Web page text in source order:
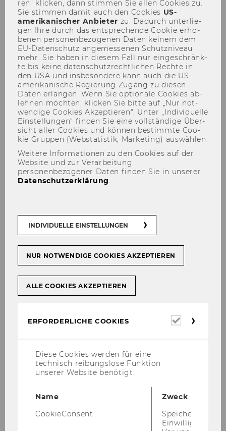
Eschner-apartments-croatia
Ak­tu­el­le An­ge­bo­te:
MA-​Special:1 Woche Ur­laub in Kroa­ti­en
Apart­ment (max. 4 Per­so­nen) um €900,-
statt €945,-.
WICH­TIG: di­rekt bei Frau Esch­ner bu­
chen!
Stand: 30.04.2025
Home­page
Eschner-apartments-croatia
Josef-Bindtner-Gasse 7,
1180 Wien
Tel:+43 664 924 7789
ren“ kli­cken, dann stim­men Sie allen Coo­kies zu.
Sie stim­men damit auch den Coo­kies US-​
amerikanischer An­bie­ter zu. Da­durch un­ter­lie­
gen Ihre durch das ent­spre­chen­de Coo­kie er­ho­
be­nen per­so­nen­be­zo­ge­nen Daten kei­nem dem
EU-​Datenschutz an­ge­mes­se­nen Schutz­ni­veau
mehr. Sie haben in die­sem Fall nur ein­ge­schränk­
te bis keine da­ten­schutz­recht­li­chen Rech­te in
den USA und ins­be­son­de­re kann auch die US-​
amerikanische Re­gie­rung Zu­gang zu die­sen
Daten er­lan­gen. Wenn Sie op­tio­na­le Coo­kies ab­
leh­nen möch­ten, kli­cken Sie bitte auf „Nur not­
wen­di­ge Coo­kies Ak­zep­tie­ren“. Unter „In­di­vi­du­el­le
Ein­stel­lun­gen“ fin­den Sie eine voll­stän­di­ge Über­
sicht aller Coo­kies und kön­nen be­stimm­te Coo­
kie Grup­pen (Web­sta­tis­tik, Mar­ke­ting) aus­wäh­len.
Weitere Informationen zu den Cookies auf der
Website und zur Verarbeitung
personenbezogener Daten finden Sie in unserer
Datenschutzerklärung
INDIVIDUELLE EINSTELLUNGEN
NUR NOTWENDIGE COOKIES AKZEPTIEREN
ALLE COOKIES AKZEPTIEREN
ERFORDERLICHE COOKIES
Diese Cookies werden für eine
technisch reibungslose Funktion
unserer Website benötigt.
Name
Zweck
CookieConsent
Speichert Ihre
Einwilligung zur